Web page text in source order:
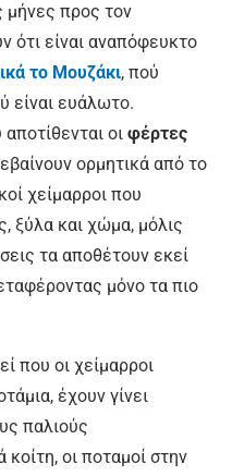
μήνες προς τον
ότι είναι αναπόφευκτο
το Μουζάκι, πού
είναι ευάλωτο.
οι φέρτες
ορμητικά από το
χείμαρροι που
ξύλα και χώμα, μόλις
τα αποθέτουν εκεί
μόνο τα πιο
που οι χείμαρροι
έχουν γίνει
παλιούς
κοίτη, οι ποταμοί στην